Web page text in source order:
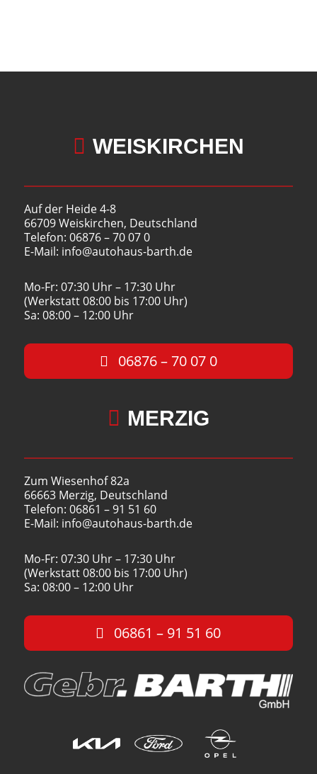
 WEISKIRCHEN
Auf der Heide 4-8
66709 Weiskirchen, Deutschland
Telefon: 06876 – 70 07 0
E-Mail: info@autohaus-barth.de
Mo-Fr: 07:30 Uhr – 17:30 Uhr
(Werkstatt 08:00 bis 17:00 Uhr)
Sa: 08:00 – 12:00 Uhr
06876 – 70 07 0
 MERZIG
Zum Wiesenhof 82a
66663 Merzig, Deutschland
Telefon: 06861 – 91 51 60
E-Mail: info@autohaus-barth.de
Mo-Fr: 07:30 Uhr – 17:30 Uhr
(Werkstatt 08:00 bis 17:00 Uhr)
Sa: 08:00 – 12:00 Uhr
06861 – 91 51 60